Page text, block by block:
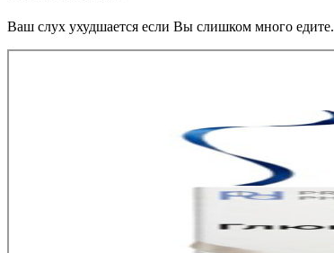
Ваш слух ухудшается если Вы слишком много едите.